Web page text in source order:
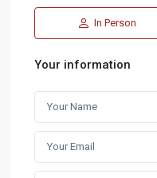
In Person
Your information